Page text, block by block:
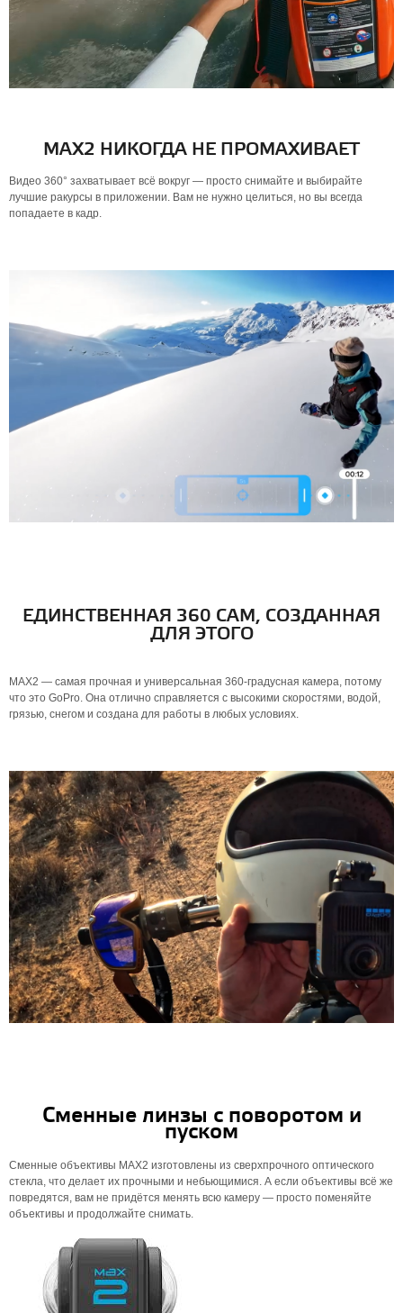
MAX2 НИКОГДА НЕ ПРОМАХИВАЕТ
Видео 360° захватывает всё вокруг — просто снимайте и выбирайте
лучшие ракурсы в приложении. Вам не нужно целиться, но вы всегда
попадаете в кадр.
ЕДИНСТВЕННАЯ 360 CAM, СОЗДАННАЯ
ДЛЯ ЭТОГО
MAX2 — самая прочная и универсальная 360-градусная камера, потому
что это GoPro. Она отлично справляется с высокими скоростями, водой,
грязью, снегом и создана для работы в любых условиях.
Сменные линзы с поворотом и
пуском
Сменные объективы MAX2 изготовлены из сверхпрочного оптического
стекла, что делает их прочными и небьющимися. А если объективы всё же
повредятся, вам не придётся менять всю камеру — просто поменяйте
объективы и продолжайте снимать.